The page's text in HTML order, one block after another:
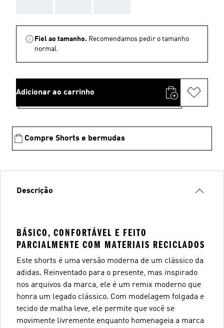
Fiel ao tamanho. Recomendamos pedir o tamanho
normal.
Adicionar ao carrinho
Compre Shorts e bermudas
Descrição
BÁSICO, CONFORTÁVEL E FEITO
PARCIALMENTE COM MATERIAIS RECICLADOS
Este shorts é uma versão moderna de um clássico da
adidas. Reinventado para o presente, mas inspirado
nos arquivos da marca, ele é um remix moderno que
honra um legado clássico. Com modelagem folgada e
tecido de malha leve, ele permite que você se
movimente livremente enquanto homenageia a marca